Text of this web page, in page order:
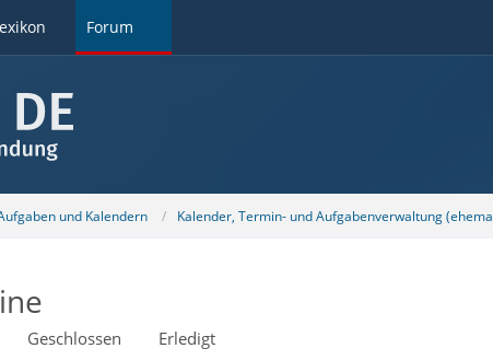
Forum
und Kalendern Kalender, Termin- und Aufgabenverwaltung
Geschlossen Erledigt